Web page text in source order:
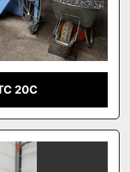
20C